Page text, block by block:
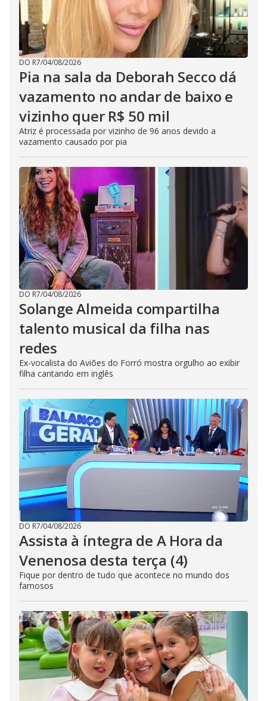
DO R7/04/08/2026
Pia na sala da Deborah Secco dá
vazamento no andar de baixo e
vizinho quer R$ 50 mil
Atriz é processada por vizinho de 96 anos devido a
vazamento causado por pia
DO R7/04/08/2026
Solange Almeida compartilha
talento musical da filha nas
redes
Ex-vocalista do Aviões do Forró mostra orgulho ao exibir
filha cantando em inglês
DO R7/04/08/2026
Assista à íntegra de A Hora da
Venenosa desta terça (4)
Fique por dentro de tudo que acontece no mundo dos
famosos